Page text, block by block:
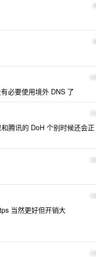
8
9
10
必要使用境外 DNS 了
11
腾讯的 DoH 个别时候还会正
12
13
当然更好但开销大
14